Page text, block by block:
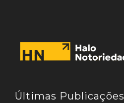
Últimas Publicações